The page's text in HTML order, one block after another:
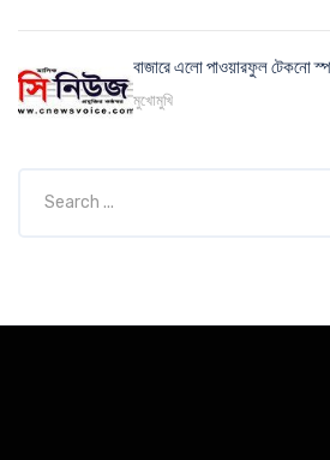
বাজারে এলো পাওয়ারফুল টেকনো
মুখোমুখি